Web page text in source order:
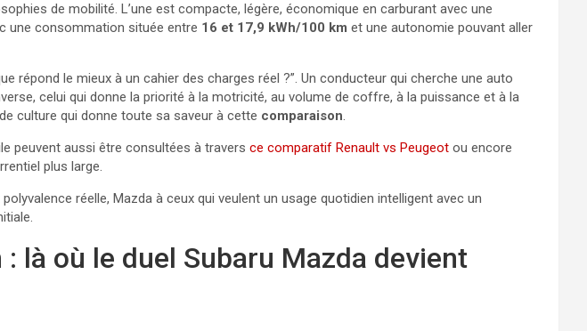
de mobilité. L’une est compacte, légère, économique en carburant avec une
une consommation située entre 16 et 17,9 kWh/100 km et une autonomie pouvant aller
répond le mieux à un cahier des charges réel ?”. Un conducteur qui cherche une auto
celui qui donne la priorité à la motricité, au volume de coffre, à la puissance et à la
culture qui donne toute sa saveur à cette comparaison.
peuvent aussi être consultées à travers ce comparatif Renault vs Peugeot ou encore
plus large.
réelle, Mazda à ceux qui veulent un usage quotidien intelligent avec un
là où le duel Subaru Mazda devient